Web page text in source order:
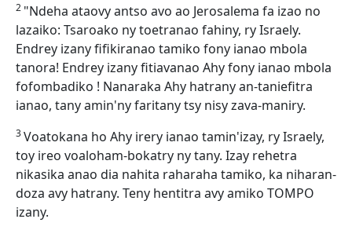
2 "Ndeha ataovy antso avo ao Jerosalema fa izao no
lazaiko: Tsaroako ny toetranao fahiny, ry Israely.
Endrey izany fifikiranao tamiko fony ianao mbola
tanora! Endrey izany fitiavanao Ahy fony ianao mbola
fofombadiko ! Nanaraka Ahy hatrany an-taniefitra
ianao, tany amin'ny faritany tsy nisy zava-maniry.
3Voatokana ho Ahy irery ianao tamin'izay, ry Israely,
toy ireo voaloham-bokatry ny tany. Izay rehetra
nikasika anao dia nahita raharaha tamiko, ka niharan-
doza avy hatrany. Teny hentitra avy amiko TOMPO
izany.